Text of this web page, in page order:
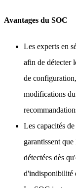
Avantages du SOC
Les experts en
afin de détecter
de
modifications
Les capacités
garantissent
détectées dès
d'indisponibilité